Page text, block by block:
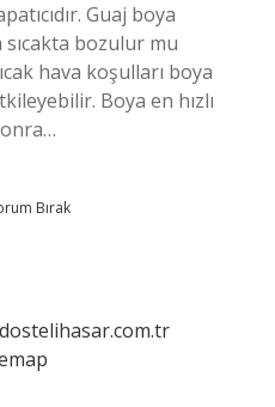
Guaj boya
bozulur mu
hava koşulları boya
Boya en hızlı
Bırak